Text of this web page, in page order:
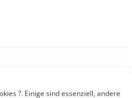
?. Einige sind essenziell, andere